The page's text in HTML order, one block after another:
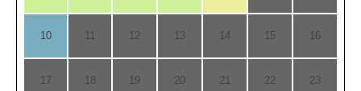
10 11 12 13 14 15 16
17 18 19 20 21 22 23